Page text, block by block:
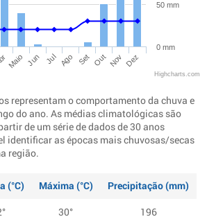
Maio Jun Jul Ago Set Out Nov Dez
0 mm
50 mm
Highcharts.com
representam o comportamento da chuva e
do ano. As médias climatológicas são
de um série de dados de 30 anos
identificar as épocas mais chuvosas/secas
região.
(°C) Máxima (°C)
Precipitação (mm)
30°
196